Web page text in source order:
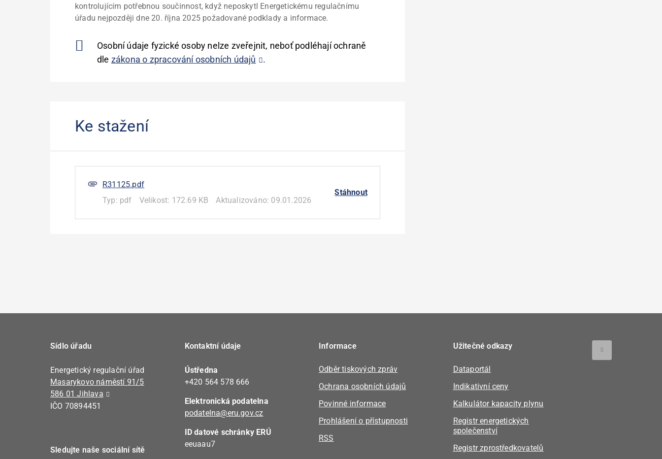
kontrolujícím potřebnou součinnost, když neposkytl Energetickému regulačnímu
úřadu nejpozději dne 20. října 2025 požadované podklady a informace.
Osobní údaje fyzické osoby nelze zveřejnit, neboť podléhají ochraně
dle zákona o zpracování osobních údajů .
Ke stažení
R31125.pdf
Typ: pdf Velikost: 172.69 KB Aktualizováno: 09.01.2026
Stáhnout
Sídlo úřadu
Energetický regulační úřad
Masarykovo náměstí 91/5
586 01 Jihlava
IČO 70894451
Sledujte naše sociální sítě
Kontaktní údaje
Ústředna
+420 564 578 666
Elektronická podatelna
podatelna@eru.gov.cz
ID datové schránky ERÚ
eeuaau7
Informace
Odběr tiskových zpráv
Ochrana osobních údajů
Povinné informace
Prohlášení o přístupnosti
RSS
Užitečné odkazy
Dataportál
Indikativní ceny
Kalkulátor kapacity plynu
Registr energetických
společenství
Registr zprostředkovatelů